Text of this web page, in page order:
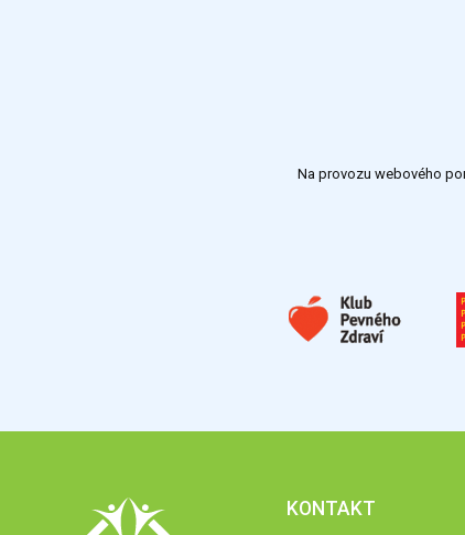
Na provozu webového
KONTAKT